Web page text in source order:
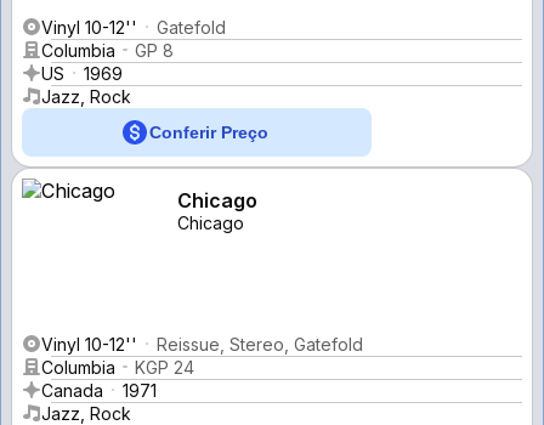
Vinyl 10-12''
Gatefold
Columbia
GP 8
US
1969
Jazz, Rock
Conferir Preço
Chicago
Chicago
Vinyl 10-12''
Reissue, Stereo, Gatefold
Columbia
KGP 24
Canada
1971
Jazz, Rock